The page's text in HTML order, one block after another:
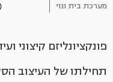
מערכת בית ונוי
פונקציונליזם קיצוני
תחילתו של העיצוב